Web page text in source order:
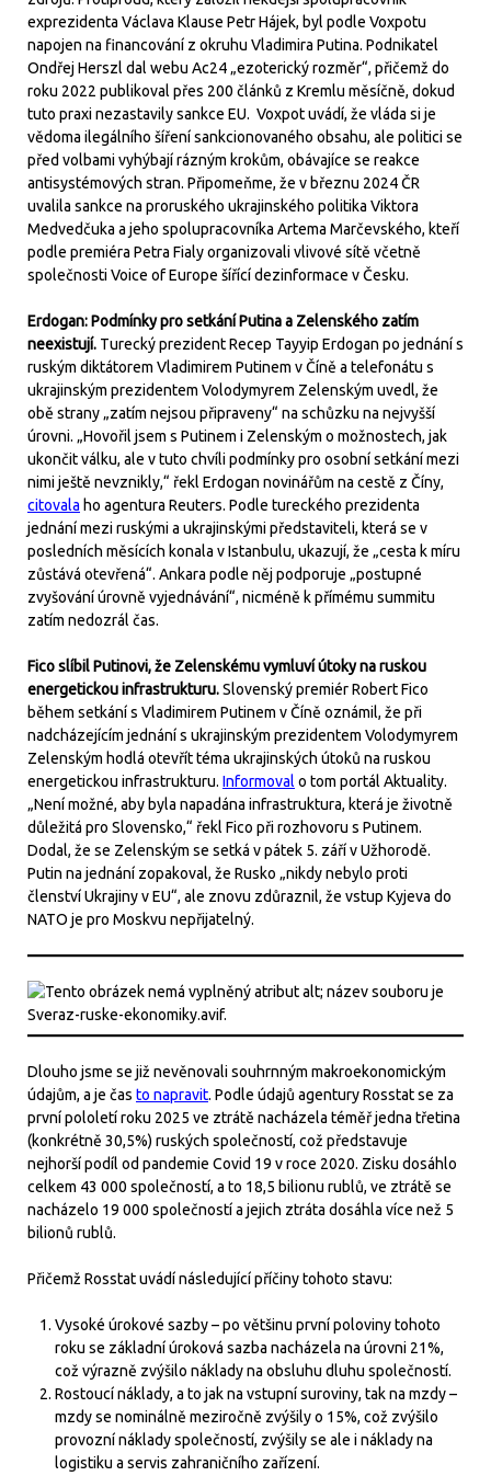
exprezidenta Václava Klause Petr Hájek, byl podle Voxpotu
napojen na financování z okruhu Vladimira Putina. Podnikatel
Ondřej Herszl dal webu Ac24 „ezoterický rozměr“, přičemž do
roku 2022 publikoval přes 200 článků z Kremlu měsíčně, dokud
tuto praxi nezastavily sankce EU. Voxpot uvádí, že vláda si je
vědoma ilegálního šíření sankcionovaného obsahu, ale politici se
před volbami vyhýbají rázným krokům, obávajíce se reakce
antisystémových stran. Připomeňme, že v březnu 2024 ČR
uvalila sankce na proruského ukrajinského politika Viktora
Medvedčuka a jeho spolupracovníka Artema Marčevského, kteří
podle premiéra Petra Fialy organizovali vlivové sítě včetně
společnosti Voice of Europe šířící dezinformace v Česku.
Erdogan: Podmínky pro setkání Putina a Zelenského zatím
neexistují. Turecký prezident Recep Tayyip Erdogan po jednání s
ruským diktátorem Vladimirem Putinem v Číně a telefonátu s
ukrajinským prezidentem Volodymyrem Zelenským uvedl, že
obě strany „zatím nejsou připraveny“ na schůzku na nejvyšší
úrovni. „Hovořil jsem s Putinem i Zelenským o možnostech, jak
ukončit válku, ale v tuto chvíli podmínky pro osobní setkání mezi
nimi ještě nevznikly,“ řekl Erdogan novinářům na cestě z Číny,
citovala ho agentura Reuters. Podle tureckého prezidenta
jednání mezi ruskými a ukrajinskými představiteli, která se v
posledních měsících konala v Istanbulu, ukazují, že „cesta k míru
zůstává otevřená“. Ankara podle něj podporuje „postupné
zvyšování úrovně vyjednávání“, nicméně k přímému summitu
zatím nedozrál čas.
Fico slíbil Putinovi, že Zelenskému vymluví útoky na ruskou
energetickou infrastrukturu.Slovenský premiér Robert Fico
během setkání s Vladimirem Putinem v Číně oznámil, že při
nadcházejícím jednání s ukrajinským prezidentem Volodymyrem
Zelenským hodlá otevřít téma ukrajinských útoků na ruskou
energetickou infrastrukturu. Informoval o tom portál Aktuality.
„Není možné, aby byla napadána infrastruktura, která je životně
důležitá pro Slovensko,“ řekl Fico při rozhovoru s Putinem.
Dodal, že se Zelenským se setká v pátek 5. září v Užhorodě.
Putin na jednání zopakoval, že Rusko „nikdy nebylo proti
členství Ukrajiny v EU“, ale znovu zdůraznil, že vstup Kyjeva do
NATO je pro Moskvu nepřijatelný.
Dlouho jsme se již nevěnovali souhrnným makroekonomickým
údajům, a je čas to napravit. Podle údajů agentury Rosstat se za
první pololetí roku 2025 ve ztrátě nacházela téměř jedna třetina
(konkrétně 30,5%) ruských společností, což představuje
nejhorší podíl od pandemie Covid 19 v roce 2020. Zisku dosáhlo
celkem 43 000 společností, a to 18,5 bilionu rublů, ve ztrátě se
nacházelo 19 000 společností a jejich ztráta dosáhla více než 5
bilionů rublů.
Přičemž Rosstat uvádí následující příčiny tohoto stavu:
Vysoké úrokové sazby – po většinu první poloviny tohoto
roku se základní úroková sazba nacházela na úrovni 21%,
což výrazně zvýšilo náklady na obsluhu dluhu společností.
Rostoucí náklady, a to jak na vstupní suroviny, tak na mzdy –
mzdy se nominálně meziročně zvýšily o 15%, což zvýšilo
provozní náklady společností, zvýšily se ale i náklady na
logistiku a servis zahraničního zařízení.